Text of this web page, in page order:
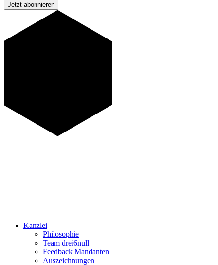
Jetzt abonnieren
Kanzlei
Philosophie
Team drei6null
Feedback Mandanten
Auszeichnungen